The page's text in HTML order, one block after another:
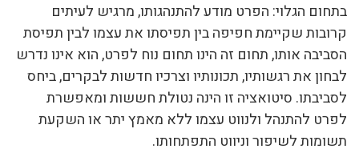
בתחום הגלוי: הפרט מודע להתנהגותו, מרגיש לעיתים
קרובות שקיימת חפיפה בין תפיסתו את עצמו לבין תפיסת
הסביבה אותו, תחום זה הינו תחום נוח לפרט, הוא אינו נדרש
לבחון את רגשותיו, תכונותיו וצרכיו חדשות לבקרים, ביחס
לסביבתו. סיטואציה זו הינה נטולת חששות ומאפשרת
לפרט להתנהל ולנווט עצמו ללא מאמץ יתר או השקעת
תשומות לשיפור וניווט התפתחותו.